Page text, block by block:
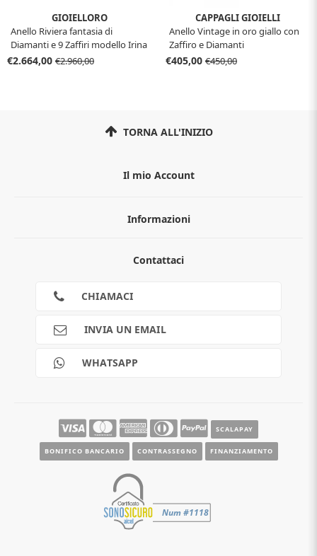
GIOIELLORO
Anello Riviera fantasia di
Diamanti e 9 Zaffiri modello Irina
€2.664,00 €2.960,00
CAPPAGLI GIOIELLI
Anello Vintage in oro giallo con
Zaffiro e Diamanti
€405,00 €450,00
TORNA ALL'INIZIO
Il mio Account
Informazioni
Guida all'acquisto
Scalapay
Contattaci
CHIAMACI
INVIA UN EMAIL
WHATSAPP
SCALAPAY
BONIFICO BANCARIO CONTRASSEGNO FINANZIAMENTO